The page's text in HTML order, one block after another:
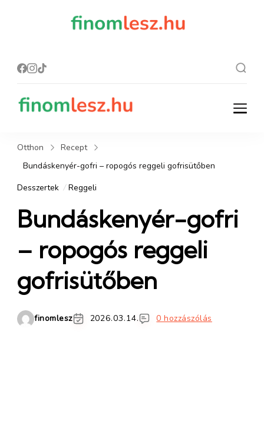
finomlesz.hu
Recept, ami finom lesz.
Otthon
Recept
Bundáskenyér-gofri – ropogós reggeli gofrisütőben
Desszertek
Reggeli
Bundáskenyér-gofri
– ropogós reggeli
gofrisütőben
finomlesz 2026.03.14. 0 hozzászólás